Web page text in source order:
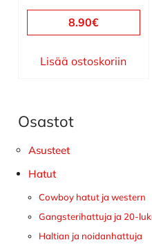
8.90€
Lisää ostoskoriin
Ensisijainen
sivupalkki
Osastot
Asusteet
Hatut
Cowboy hatut ja western
Gangsterihattuja ja 20-
Haltian ja noidanhattuja